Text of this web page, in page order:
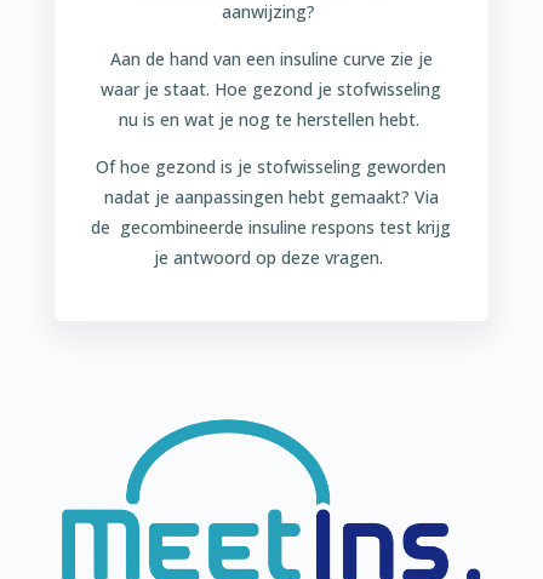
aanwijzing?
Aan de hand van een insuline curve zie je
waar je staat. Hoe gezond je stofwisseling
nu is en wat je nog te herstellen hebt.
Of hoe gezond is je stofwisseling geworden
nadat je aanpassingen hebt gemaakt? Via
de gecombineerde insuline respons test krijg
je antwoord op deze vragen.